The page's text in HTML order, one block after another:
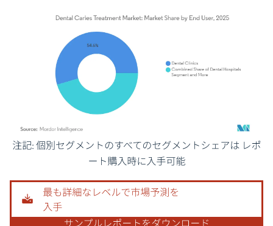
画像 © Mordor Intelligence。再利用にはCC BY 4.0の表示が必要です。